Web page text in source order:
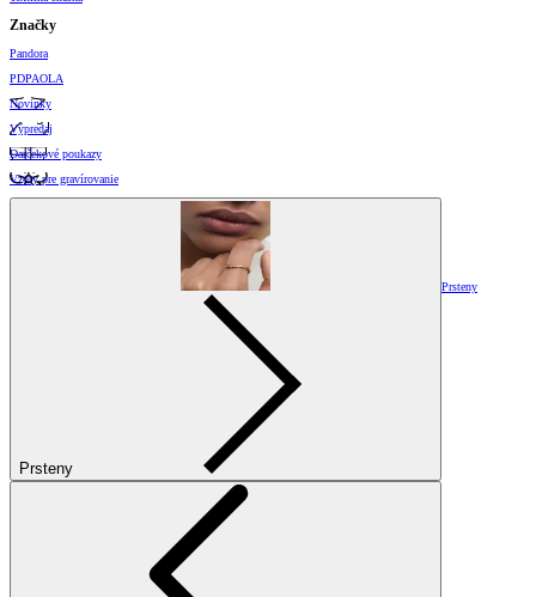
Značky
Pandora
PDPAOLA
Novinky
Výpredaj
Darčekové poukazy
Vzory pre gravírovanie
Prsteny
Prsteny